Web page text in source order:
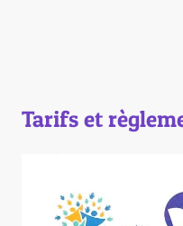
Tarifs et